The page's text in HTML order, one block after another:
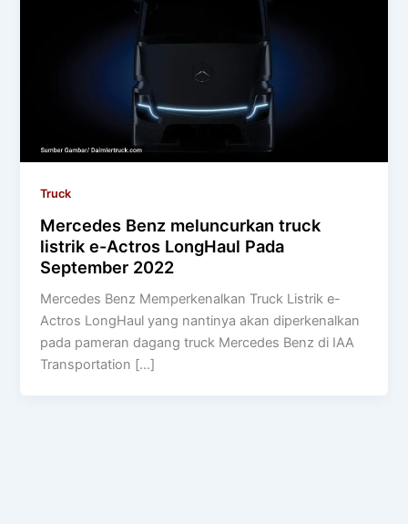
Truck
Mercedes Benz meluncurkan truck
listrik e-Actros LongHaul Pada
September 2022
Mercedes Benz Memperkenalkan Truck Listrik e-
Actros LongHaul yang nantinya akan diperkenalkan
pada pameran dagang truck Mercedes Benz di IAA
Transportation […]